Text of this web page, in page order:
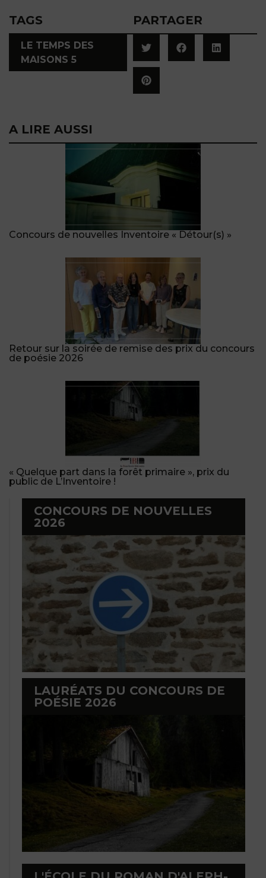
TAGS
LE TEMPS DES
MAISONS 5
PARTAGER
A LIRE AUSSI
Concours de nouvelles Inventoire « Détour(s) »
Retour sur la soirée de remise des prix du concours
de poésie 2026
« Quelque part dans la forêt primaire », prix du
public de L’Inventoire !
CONCOURS DE NOUVELLES
2026
LAURÉATS DU CONCOURS DE
POÉSIE 2026